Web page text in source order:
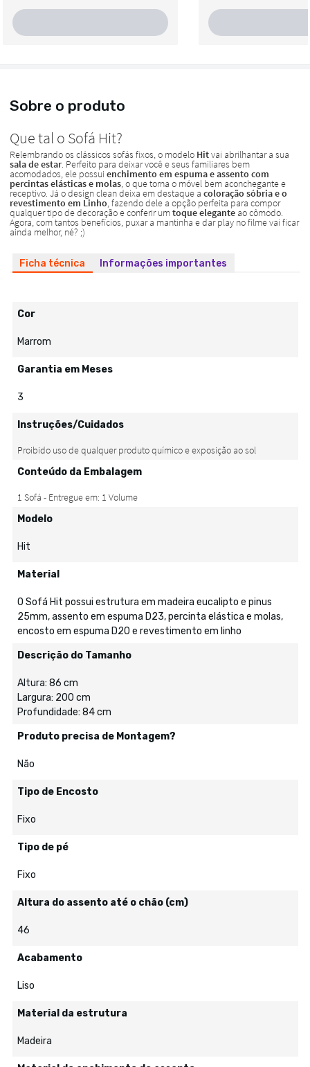
Sobre o produto
Ficha técnica Informações importantes
Cor
Marrom
Garantia em Meses
3
Instruções/Cuidados
Conteúdo da Embalagem
Modelo
Hit
Material
O Sofá Hit possui estrutura em madeira eucalipto e pinus
25mm, assento em espuma D23, percinta elástica e molas,
encosto em espuma D20 e revestimento em linho
Descrição do Tamanho
Altura: 86 cm
Largura: 200 cm
Profundidade: 84 cm
Produto precisa de Montagem?
Não
Tipo de Encosto
Fixo
Tipo de pé
Fixo
Altura do assento até o chão (cm)
46
Acabamento
Liso
Material da estrutura
Madeira